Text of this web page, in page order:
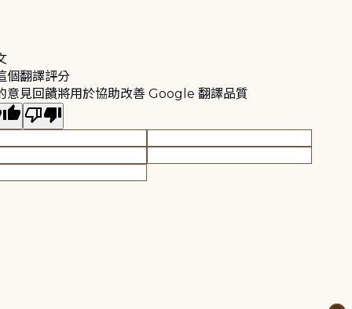
個翻譯評分
意見回饋將用於協助改善 Google 翻譯品質